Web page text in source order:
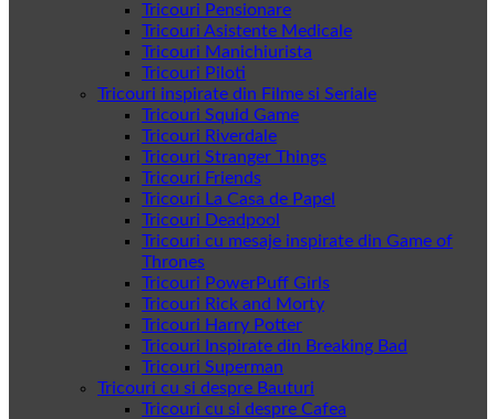
Tricouri Pensionare
Tricouri Asistente Medicale
Tricouri Manichiurista
Tricouri Piloti
Tricouri inspirate din Filme si Seriale
Tricouri Squid Game
Tricouri Riverdale
Tricouri Stranger Things
Tricouri Friends
Tricouri La Casa de Papel
Tricouri Deadpool
Tricouri cu mesaje inspirate din Game of
Thrones
Tricouri PowerPuff Girls
Tricouri Rick and Morty
Tricouri Harry Potter
Tricouri Inspirate din Breaking Bad
Tricouri Superman
Tricouri cu si despre Bauturi
Tricouri cu si despre Cafea